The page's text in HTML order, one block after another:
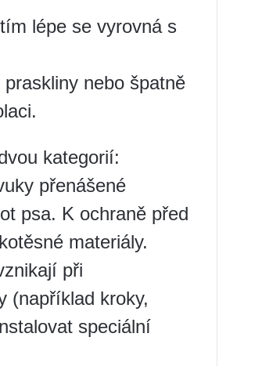
lépe se vyrovná s
nebo špatně
kategorií:
přenášené
psa. K ochraně před
materiály.
při
(například kroky,
speciální